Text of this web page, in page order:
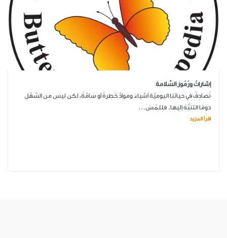
إشاراتُ ورُمُوز السَّلامة
نُصادِفُ في حياتنا اليوميّة أشياءَ وموادَّ خَطِرةً أو سَامَّةً، لكن ليس من السَّهْلِ
دومًا التنَبُّهُ إليها. فلِلمُسَ...
اقرأ المزيد